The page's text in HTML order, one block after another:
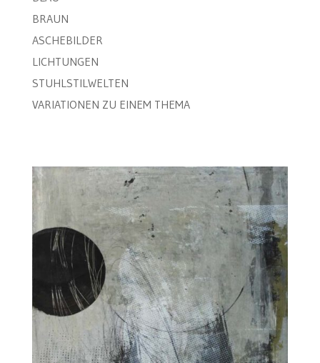
BRAUN
ASCHEBILDER
LICHTUNGEN
STUHLSTILWELTEN
VARIATIONEN ZU EINEM THEMA